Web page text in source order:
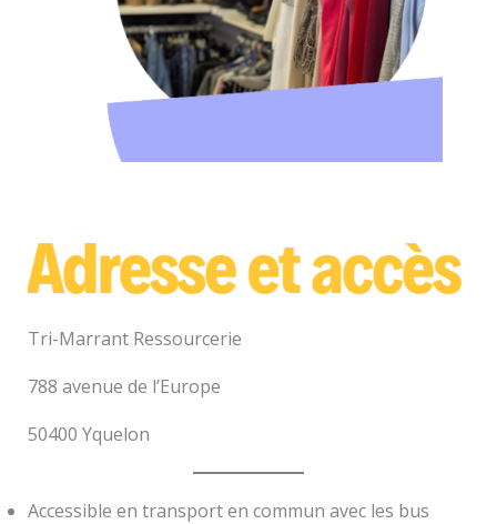
Tri-Marrant Ressourcerie
788 avenue de l’Europe
50400 Yquelon
Accessible en transport en commun avec les bus